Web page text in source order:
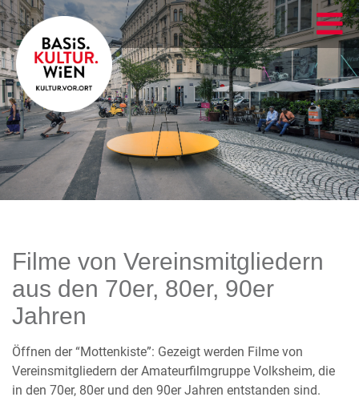
Filme von Vereinsmitgliedern
aus den 70er, 80er, 90er
Jahren
Öffnen der “Mottenkiste”: Gezeigt werden Filme von
Vereinsmitgliedern der Amateurfilmgruppe Volksheim, die
in den 70er, 80er und den 90er Jahren entstanden sind.